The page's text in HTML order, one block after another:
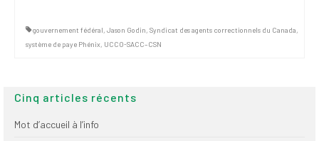
gouvernement fédéral, Jason Godin, Syndicat des agents correctionnels du Canada,
système de paye Phénix, UCCO-SACC–CSN
Cinq articles récents
Mot d’accueil à l’info